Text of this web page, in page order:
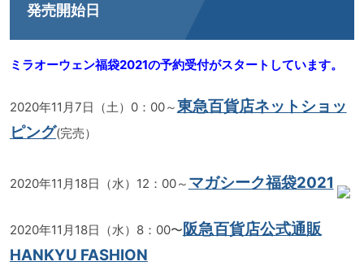
発売開始日
ミラオーウェン福袋2021の予約受付がスタートしています。
2020年11月7日（土）0：00～東急百貨店ネットショッ
ピング(完売）
2020年11月18日（水）12：00～ マガシーク福袋2021
2020年11月18日（水）8：00〜 阪急百貨店公式通販
HANKYU FASHION